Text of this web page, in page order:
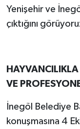
Yenişehir ve
çıktığını
VE
İnegöl Belediye
konuşmasına 4